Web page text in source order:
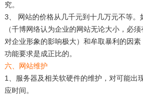
究。
3、 网站的价格从几千元到十几万元不等。
（千博网络认为企业的网站无论大小，必
对企业形象的影响极大）和牟取暴利的因
功能要求是成正比的。
六、网站维护
1、服务器及相关软硬件的维护，对可能出
应时间。